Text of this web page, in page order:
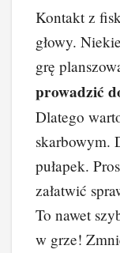
Kontakt z
głowy.
grę
prowadzić
Dlatego
skarbowym.
pułapek.
załatwić
To nawet
w grze!